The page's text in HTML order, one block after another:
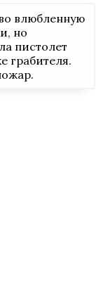
влюбленную
но
пистолет
грабителя.